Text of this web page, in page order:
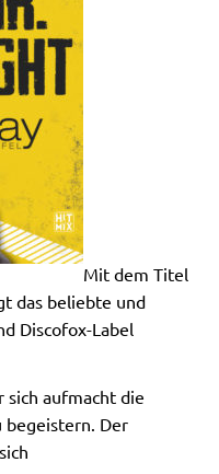
Mit dem Titel
das beliebte und
Discofox-Label
aufmacht die
begeistern. Der